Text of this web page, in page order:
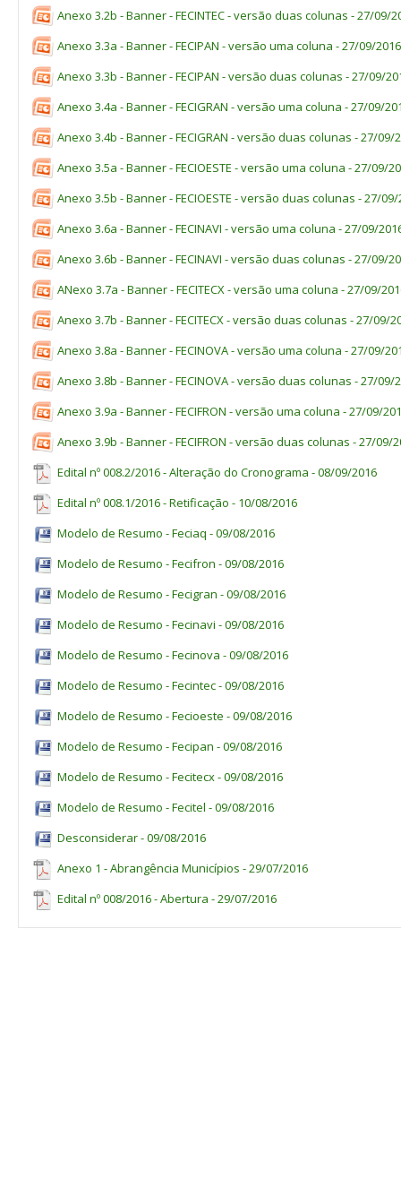
Anexo 3.2b - Banner - FECINTEC - versão duas colunas - 27/09/
Anexo 3.3a - Banner - FECIPAN - versão uma coluna - 27/09/2016
Anexo 3.3b - Banner - FECIPAN - versão duas colunas - 27/09/
Anexo 3.4a - Banner - FECIGRAN - versão uma coluna - 27/09/
Anexo 3.4b - Banner - FECIGRAN - versão duas colunas - 27/09/
Anexo 3.5a - Banner - FECIOESTE - versão uma coluna - 27/09/
Anexo 3.5b - Banner - FECIOESTE - versão duas colunas - 27/09/
Anexo 3.6a - Banner - FECINAVI - versão uma coluna - 27/09/
Anexo 3.6b - Banner - FECINAVI - versão duas colunas - 27/09/
ANexo 3.7a - Banner - FECITECX - versão uma coluna - 27/09/
Anexo 3.7b - Banner - FECITECX - versão duas colunas - 27/09/
Anexo 3.8a - Banner - FECINOVA - versão uma coluna - 27/09/
Anexo 3.8b - Banner - FECINOVA - versão duas colunas - 27/09/
Anexo 3.9a - Banner - FECIFRON - versão uma coluna - 27/09/
Anexo 3.9b - Banner - FECIFRON - versão duas colunas - 27/09/
Edital nº 008.2/2016 - Alteração do Cronograma - 08/09/2016
Edital nº 008.1/2016 - Retificação - 10/08/2016
Modelo de Resumo - Feciaq - 09/08/2016
Modelo de Resumo - Fecifron - 09/08/2016
Modelo de Resumo - Fecigran - 09/08/2016
Modelo de Resumo - Fecinavi - 09/08/2016
Modelo de Resumo - Fecinova - 09/08/2016
Modelo de Resumo - Fecintec - 09/08/2016
Modelo de Resumo - Fecioeste - 09/08/2016
Modelo de Resumo - Fecipan - 09/08/2016
Modelo de Resumo - Fecitecx - 09/08/2016
Modelo de Resumo - Fecitel - 09/08/2016
Desconsiderar - 09/08/2016
Anexo 1 - Abrangência Municípios - 29/07/2016
Edital nº 008/2016 - Abertura - 29/07/2016